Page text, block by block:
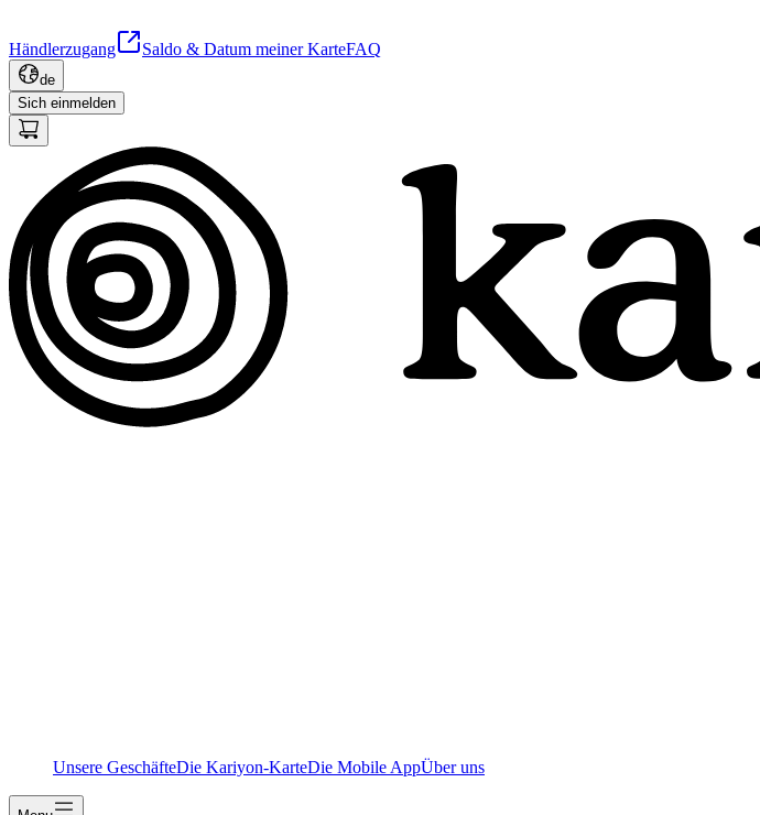
Händlerzugang Saldo & Datum meiner KarteFAQ
de
Sich einmelden
Unsere GeschäfteDie Kariyon-KarteDie Mobile AppÜber uns